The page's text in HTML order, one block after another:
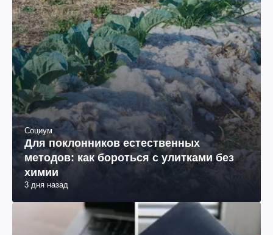
Социум
Для поклонников естественных
методов: как бороться с улитками без
химии
3 дня назад